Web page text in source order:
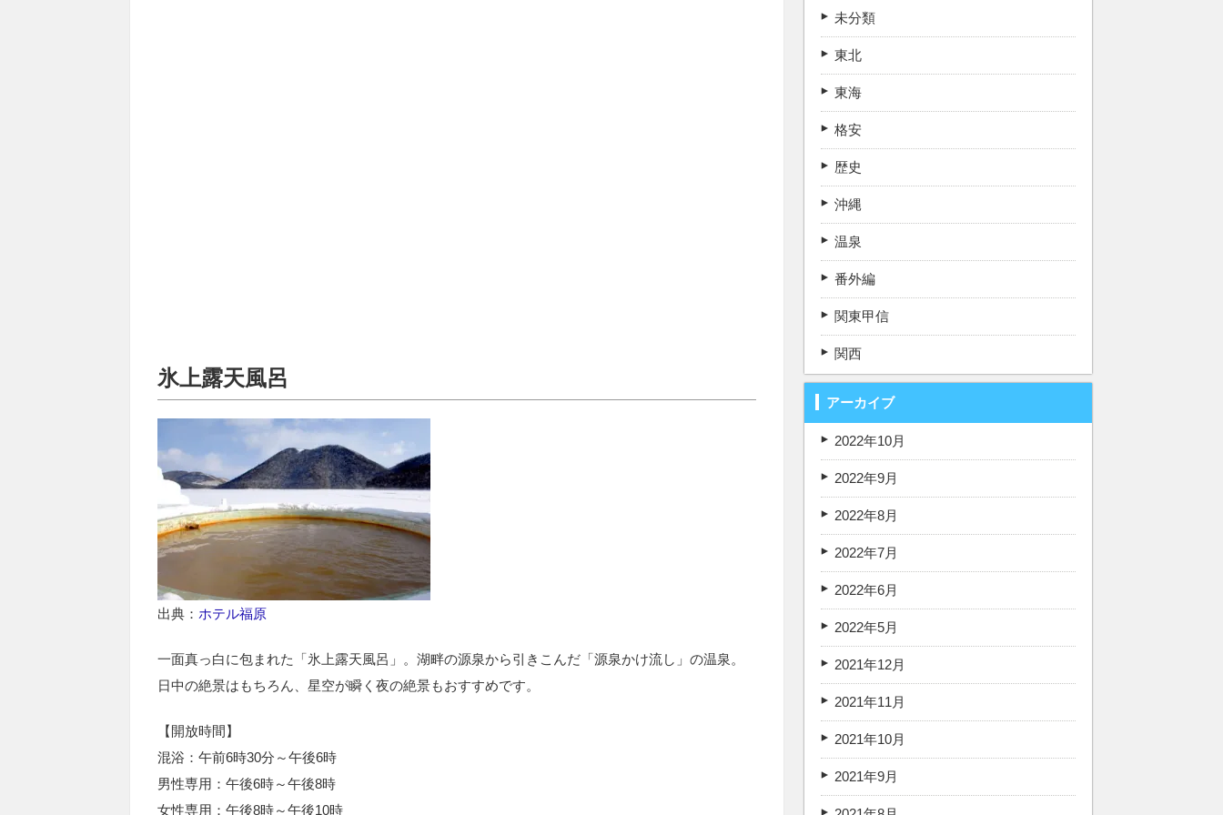
氷上露天風呂
出典： ホテル福原
一面真っ白に包まれた「氷上露天風呂」。湖畔の源泉から引きこんだ「源泉かけ流し」の温泉。
日中の絶景はもちろん、星空が瞬く夜の絶景もおすすめです。
【開放時間】
混浴：午前6時30分～午後6時
男性専用：午後6時～午後8時
女性専用：午後8時～午後10時
未分類
東北
東海
格安
歴史
沖縄
温泉
番外編
関東甲信
関西
アーカイブ
2022年10月
2022年9月
2022年8月
2022年7月
2022年6月
2022年5月
2021年12月
2021年11月
2021年10月
2021年9月